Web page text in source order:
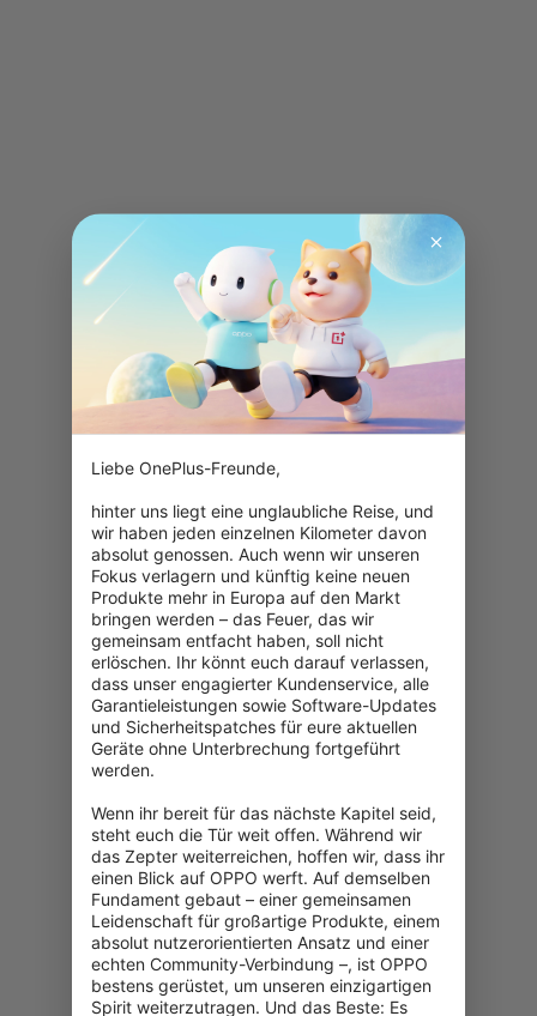
Liebe OnePlus-Freunde,
hinter uns liegt eine unglaubliche Reise, und
wir haben jeden einzelnen Kilometer davon
absolut genossen. Auch wenn wir unseren
Fokus verlagern und künftig keine neuen
Produkte mehr in Europa auf den Markt
bringen werden – das Feuer, das wir
gemeinsam entfacht haben, soll nicht
erlöschen. Ihr könnt euch darauf verlassen,
dass unser engagierter Kundenservice, alle
Garantieleistungen sowie Software-Updates
und Sicherheitspatches für eure aktuellen
Geräte ohne Unterbrechung fortgeführt
werden.
Wenn ihr bereit für das nächste Kapitel seid,
steht euch die Tür weit offen. Während wir
das Zepter weiterreichen, hoffen wir, dass ihr
einen Blick auf OPPO werft. Auf demselben
Fundament gebaut – einer gemeinsamen
Leidenschaft für großartige Produkte, einem
absolut nutzerorientierten Ansatz und einer
echten Community-Verbindung –, ist OPPO
bestens gerüstet, um unseren einzigartigen
Spirit weiterzutragen. Und das Beste: Es